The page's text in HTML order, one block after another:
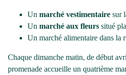
Un marché vestimentaire sur
Un marché aux fleurs situé
Un marché alimentaire dans la
Chaque dimanche matin, de début
promenade accueille un quatrième